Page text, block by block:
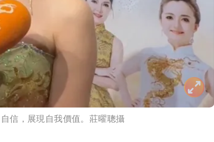
信，展現自我價值。莊曜聰攝